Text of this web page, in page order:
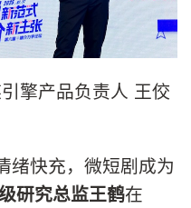
擎产品负责人 王佼
绪快充，微短剧成为
研究总监王鹤在